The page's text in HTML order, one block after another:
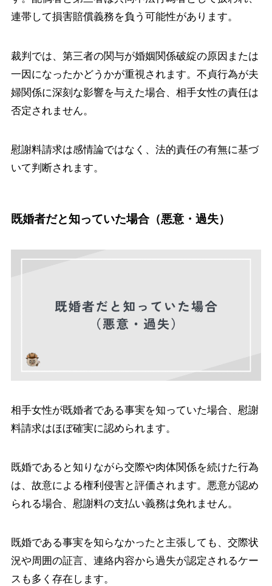
連帯して損害賠償義務を負う可能性があります。
裁判では、第三者の関与が婚姻関係破綻の原因または
一因になったかどうかが重視されます。不貞行為が夫
婦関係に深刻な影響を与えた場合、相手女性の責任は
否定されません。
慰謝料請求は感情論ではなく、法的責任の有無に基づ
いて判断されます。
既婚者だと知っていた場合（悪意・過失）
相手女性が既婚者である事実を知っていた場合、慰謝
料請求はほぼ確実に認められます。
既婚であると知りながら交際や肉体関係を続けた行為
は、故意による権利侵害と評価されます。悪意が認め
られる場合、慰謝料の支払い義務は免れません。
既婚である事実を知らなかったと主張しても、交際状
況や周囲の証言、連絡内容から過失が認定されるケー
スも多く存在します。